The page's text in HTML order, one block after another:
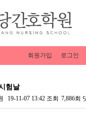
회원가입 로그인
험날
19-11-07 13:42 조회 7,886회